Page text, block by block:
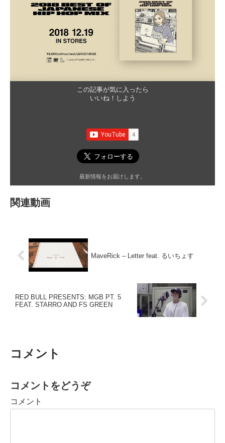
この記事が気に入ったら
いいね！しよう
最新情報をお届けします。
関連動画
MaveRick – Letter feat. るいちょす
RED BULL PRESENTS: MGB PT. 5
FEAT. STARRO AND FS GREEN
コメント
コメントをどうぞ
コメント